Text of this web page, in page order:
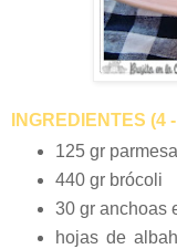
INGREDIENTES (4
125 gr
440 gr brócoli
30 gr anchoas
hojas de